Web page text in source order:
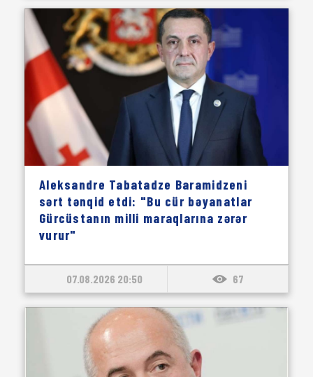
Aleksandre Tabatadze Baramidzeni
sərt tənqid etdi: "Bu cür bəyanatlar
Gürcüstanın milli maraqlarına zərər
vurur"
07.08.2026 20:50 67